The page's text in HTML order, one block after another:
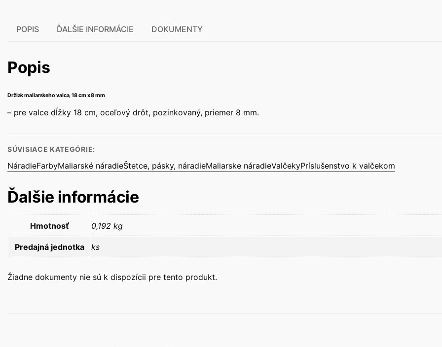
POPIS ĎALŠIE INFORMÁCIE DOKUMENTY
Popis
Držiak maliarskeho valca, 18 cm x 8 mm
– pre valce dĺžky 18 cm, oceľový drôt, pozinkovaný, priemer 8 mm.
SÚVISIACE KATEGÓRIE:
NáradieFarbyMaliarské náradieŠtetce, pásky, náradieMaliarske náradieValčekyPríslušenstvo k valčekom
Ďalšie informácie
Hmotnosť 0,192 kg
Predajná jednotka ks
Žiadne dokumenty nie sú k dispozícii pre tento produkt.